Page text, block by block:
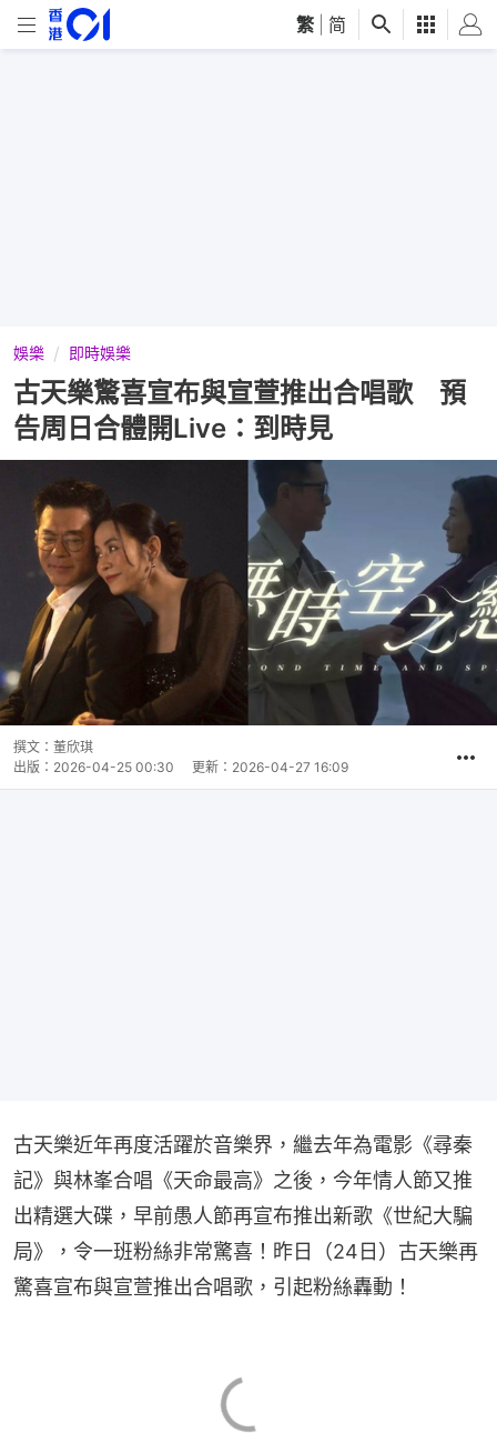
繁 简
娛樂 即時娛樂
古天樂驚喜宣布與宣萱推出合唱歌 預
告周日合體開Live：到時見
撰文： 董欣琪
出版： 2026-04-25 00:30 更新： 2026-04-27 16:09
古天樂近年再度活躍於音樂界，繼去年為電影《尋秦
記》與林峯合唱《天命最高》之後，今年情人節又推
出精選大碟，早前愚人節再宣布推出新歌《世紀大騙
局》，令一班粉絲非常驚喜！昨日（24日）古天樂再
驚喜宣布與宣萱推出合唱歌，引起粉絲轟動！